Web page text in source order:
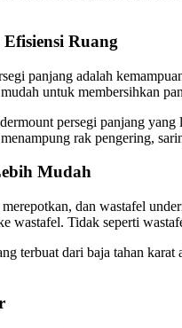
Ruang
panjang adalah
untuk membersihkan
persegi panjang
rak pengering,
Mudah
dan wastafel
wastafel. Tidak seperti
terbuat dari baja tahan